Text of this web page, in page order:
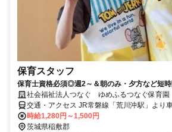
保育スタッフ
保育士資格必須◎週2～＆朝のみ・夕方など短
社会福祉法人つなぐ ゆめふるつなぐ保育園
交通・アクセス JR常磐線「荒川沖駅」より
転車通勤OK（無料駐車場あり）
時給1,280円～1,500円
茨城県稲敷郡